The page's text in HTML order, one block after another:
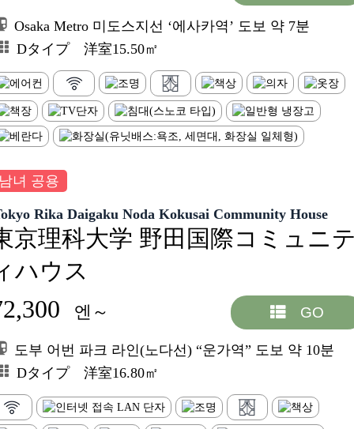
Osaka Metro 미도스지선 ‘에사카역’ 도보 약 7분
Dタイプ 洋室15.50㎡
녀 공용
Rika Daigaku Noda Kokusai Community House
京理科大学 野田国際コミュニ
ハウス
엔～ GO
도부 어번 파크 라인(노다선) “운가역” 도보 약 10분
Dタイプ 洋室16.80㎡